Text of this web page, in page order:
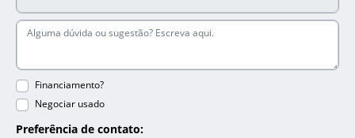
Financiamento?
Negociar usado
Preferência de contato: